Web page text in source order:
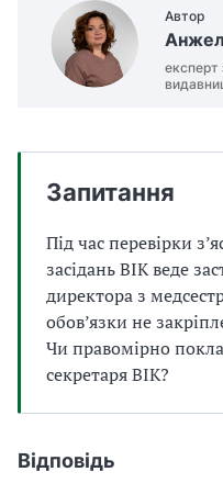
Автор
експерт
Запитання
Під час перевірки
засідань ВІК веде
директора з
обов’язки не
Чи правомірно
секретаря ВІК?
Відповідь
П